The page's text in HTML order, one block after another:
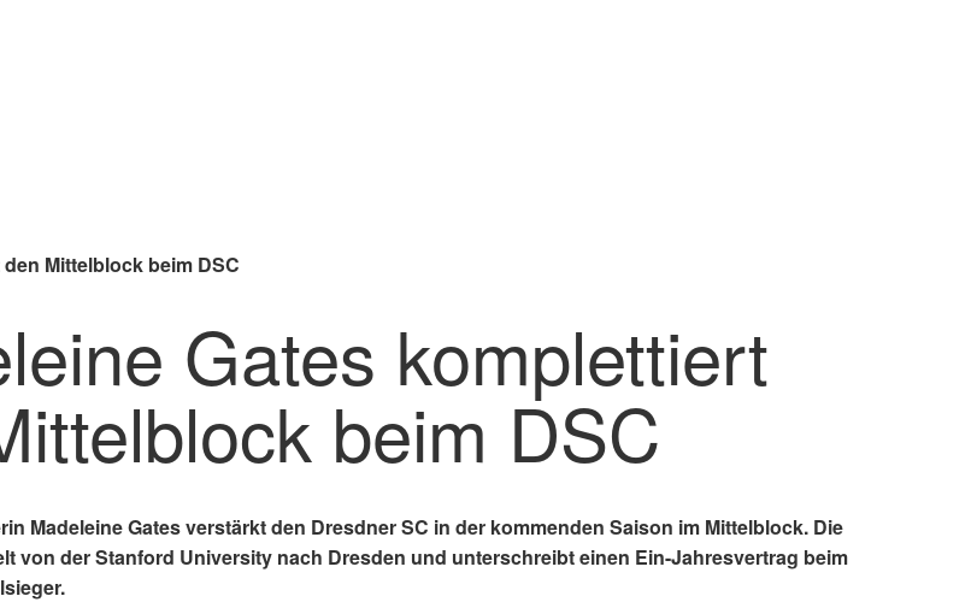
Mittelblock beim DSC
Gates komplettiert
beim DSC
Madeleine Gates verstärkt den Dresdner SC in der kommenden Saison im Mittelblock. Die
von der Stanford University nach Dresden und unterschreibt einen Ein-Jahresvertrag beim